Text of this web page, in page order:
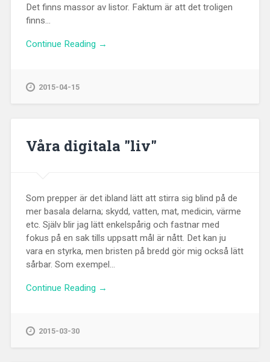
Det finns massor av listor. Faktum är att det troligen
finns...
Continue Reading →
2015-04-15
Våra digitala "liv"
Som prepper är det ibland lätt att stirra sig blind på de
mer basala delarna; skydd, vatten, mat, medicin, värme
etc. Själv blir jag lätt enkelspårig och fastnar med
fokus på en sak tills uppsatt mål är nått. Det kan ju
vara en styrka, men bristen på bredd gör mig också lätt
sårbar. Som exempel...
Continue Reading →
2015-03-30